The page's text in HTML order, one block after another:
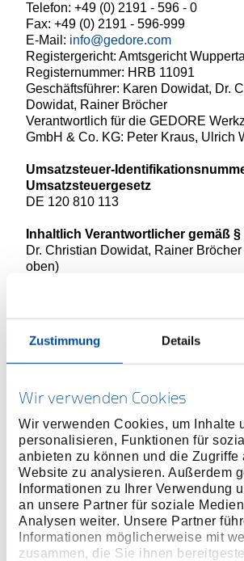
Zustimmung Details
Wir verwenden Cookies
Wir verwenden Cookies, um Inhalte
personalisieren, Funktionen für
anbieten zu können und die Zugriffe
Website zu analysieren. Außerdem
Informationen zu Ihrer Verwendung
an unsere Partner für soziale
Analysen weiter. Unsere Partner
Informationen möglicherweise mit
zusammen, die Sie ihnen
Telefon: +49 (0) 2191 - 596 - 0
Fax: +49 (0) 2191 - 596-999
E-Mail: info@gedore.com
Registergericht: Amtsgericht Wuppertal
Registernummer: HRB 11091
Geschäftsführer: Karen Dowidat, Dr.
Dowidat, Rainer Bröcher
Verantwortlich für die GEDORE
GmbH & Co. KG: Peter Kraus, Ulrich
Umsatzsteuer-
Umsatzsteuergesetz
DE 120 810 113
Inhaltlich Verantwortlicher gemäß §
Dr. Christian Dowidat, Rainer
oben)
Bei technischen Problemen
Urheberrecht und Bildnachweise
Die Inhalte von www.gedore.com sind
abweichend angegeben -
Verwendete Fotografien sind ggf. mit
gekennzeichnet oder unten
nicht selbst angefertigt wurden. Die
Fotografien auf Drittseiten ist nur im
jeweiligen Lizenz der Urheber